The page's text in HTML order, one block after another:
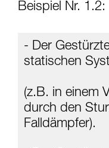
Beispiel Nr. 1.2:
- Der
statischen
(z.B. in einem
durch den
Falldämpfer).